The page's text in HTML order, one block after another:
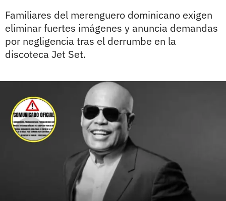
Familiares del merenguero dominicano exigen
eliminar fuertes imágenes y anuncia demandas
por negligencia tras el derrumbe en la
discoteca Jet Set.